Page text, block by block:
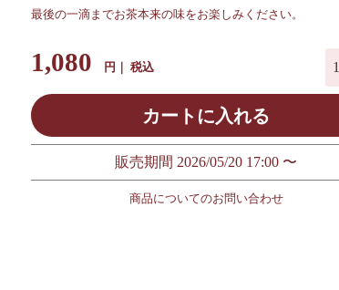
最後の一滴までお茶本来の味をお楽しみください。
1,080 税込
カートに入れる
販売期間 2026/05/20 17:00 〜
商品についてのお問い合わせ